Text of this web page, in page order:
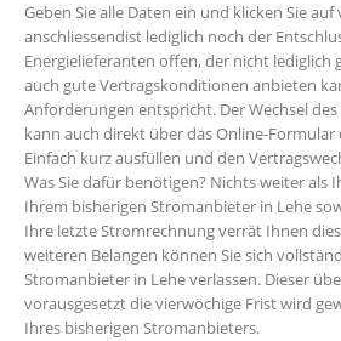
Geben Sie alle Daten ein und klicken Sie
anschliessendist lediglich noch der
Energielieferanten offen, der nicht lediglich
auch gute Vertragskonditionen anbieten
Anforderungen entspricht. Der Wechsel
kann auch direkt über das Online-
Einfach kurz ausfüllen und den
Was Sie dafür benötigen? Nichts weiter als
Ihrem bisherigen Stromanbieter in Lehe
Ihre letzte Stromrechnung verrät Ihnen
weiteren Belangen können Sie sich
Stromanbieter in Lehe verlassen. Dieser
vorausgesetzt die vierwöchige Frist wird
Ihres bisherigen Stromanbieters.